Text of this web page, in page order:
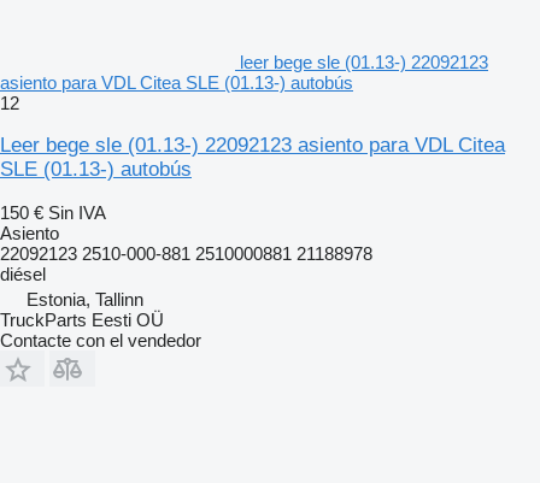
leer bege sle (01.13-) 22092123
asiento para VDL Citea SLE (01.13-) autobús
12
Leer bege sle (01.13-) 22092123 asiento para VDL Citea
SLE (01.13-) autobús
150 € Sin IVA
Asiento
22092123 2510-000-881 2510000881 21188978
diésel
Estonia, Tallinn
TruckParts Eesti OÜ
Contacte con el vendedor